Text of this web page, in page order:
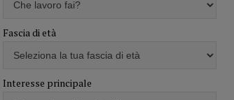
Fascia di età
Interesse principale